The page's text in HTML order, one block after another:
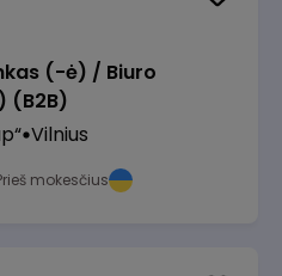
(-ė) / Biuro
(B2B)
Vilnius
mokesčius